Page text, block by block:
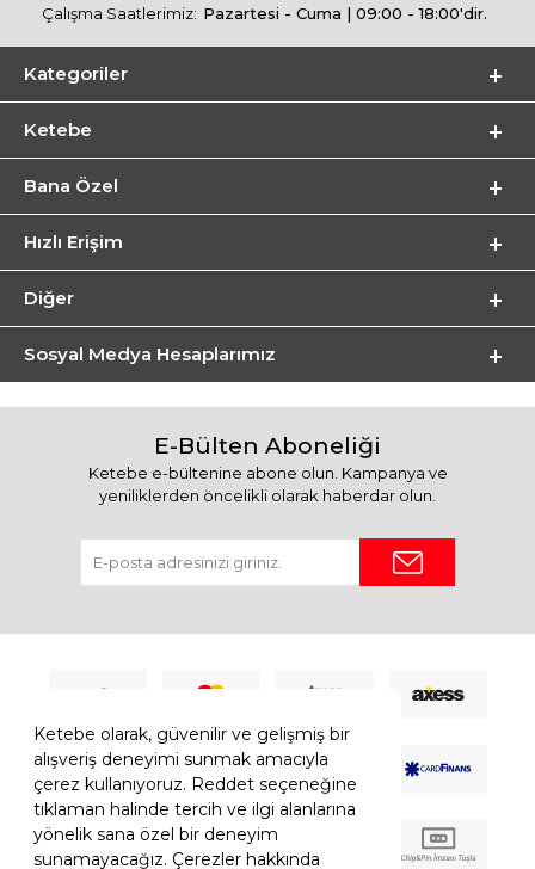
Ketebe olarak, güvenilir ve gelişmiş bir
alışveriş deneyimi sunmak amacıyla
çerez kullanıyoruz. Reddet seçeneğine
tıklaman halinde tercih ve ilgi alanlarına
yönelik sana özel bir deneyim
sunamayacağız. Çerezler hakkında
Çalışma Saatlerimiz: Pazartesi - Cuma | 09:00 - 18:00'dir.
Kategoriler
Ketebe
Bana Özel
Hızlı Erişim
Diğer
Sosyal Medya Hesaplarımız
E-Bülten Aboneliği
Ketebe e-bültenine abone olun. Kampanya ve
yeniliklerden öncelikli olarak haberdar olun.